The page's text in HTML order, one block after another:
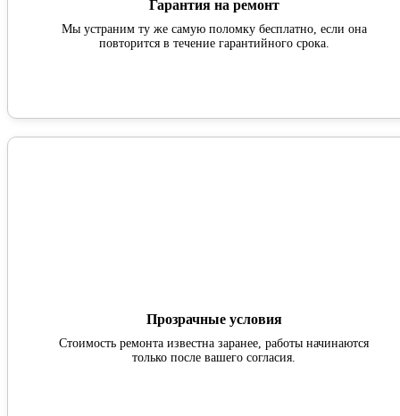
Гарантия на ремонт
Мы устраним ту же самую поломку бесплатно, если она
повторится в течение гарантийного срока.
Прозрачные условия
Стоимость ремонта известна заранее, работы начинаются
только после вашего согласия.